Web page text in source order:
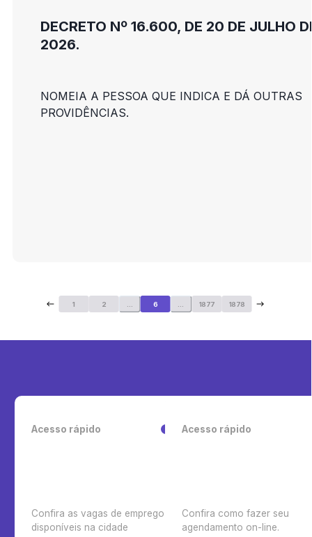
DECRETO Nº 16.600, DE 20 DE JULHO
2026.
NOMEIA A PESSOA QUE INDICA E DÁ OUTRAS
PROVIDÊNCIAS.
1 2 6 1877 1878
Acesso rápido
Confira as vagas de emprego
disponíveis na cidade
Acesso rápido
Confira como fazer seu
agendamento on-line.